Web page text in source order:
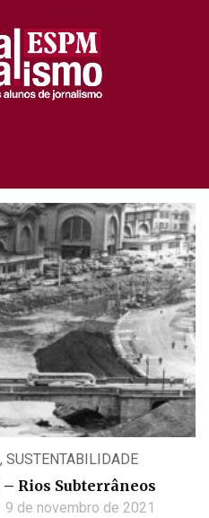
, SUSTENTABILIDADE
Rios Subterrâneos
9 de novembro de 2021